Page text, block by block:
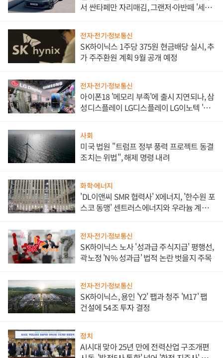
서 싼타페만 자리매김, 그랜저·아반떼 '세단
전자·전기·정보통신
SK하이닉스 1주당 375원 현금배당 실시, 추
가 주주환원 계획 9월 공개 예정
전자·전기·정보통신
아이폰18 '메모리 부족'에 출시 지연되나, 삼
성디스플레이 LG디스플레이 LG이노텍 '탈
사회
미국 법원 "트럼프 정부 풍력 프로젝트 동결
조치는 위법", 해제 명령 내려
화학·에너지
'DL이앤씨 SMR 협력사' X에너지, '한수원 포
스코 동맹' 센트러스에너지와 우라늄 계약
전자·전기·정보통신
SK하이닉스 노사 '성과급 주식지급' 평행선,
곽노정 'N% 성과급' 법적 논란 벗을지 주목
전자·전기·정보통신
SK하이닉스, 용인 'Y2' 팹과 청주 'M17' 팹
건설에 54조 투자 결정
정치
AI시대 맞아 25년 만에 전력산업 구조개편